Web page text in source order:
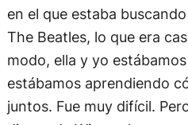
en el que estaba
The Beatles, lo que era
modo, ella y yo
estábamos aprendiendo
juntos. Fue muy difícil.